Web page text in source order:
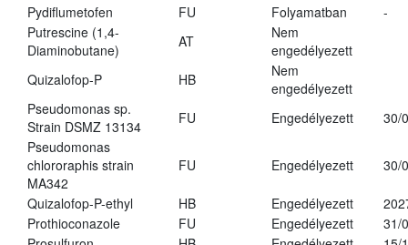
Pydiflumetofen
FU Folyamatban
-
Putrescine (1,4-
Diaminobutane)
AT
Nem
engedélyezett
Quizalofop-P
HB
Nem
engedélyezett
Pseudomonas sp.
Strain DSMZ 13134
FU Engedélyezett
30/
Pseudomonas
chlororaphis strain
MA342
FU Engedélyezett 30/
Quizalofop-P-ethyl HB Engedélyezett
Prothioconazole
FU Engedélyezett
31/